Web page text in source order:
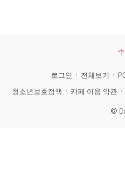
로그인 전체보기
청소년보호정책
카페 이용 약관
©